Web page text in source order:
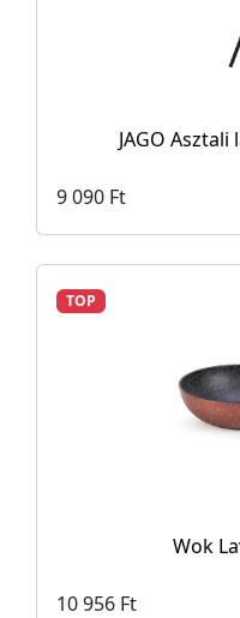
JAGO Asztali
9 090 Ft
TOP
Wok
10 956 Ft